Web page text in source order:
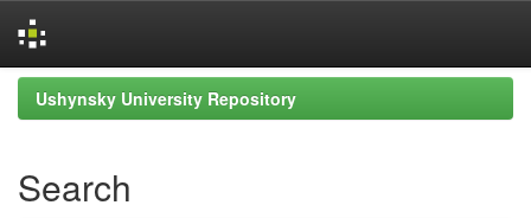
Skip
navigation
Ushynsky University Repository
Search